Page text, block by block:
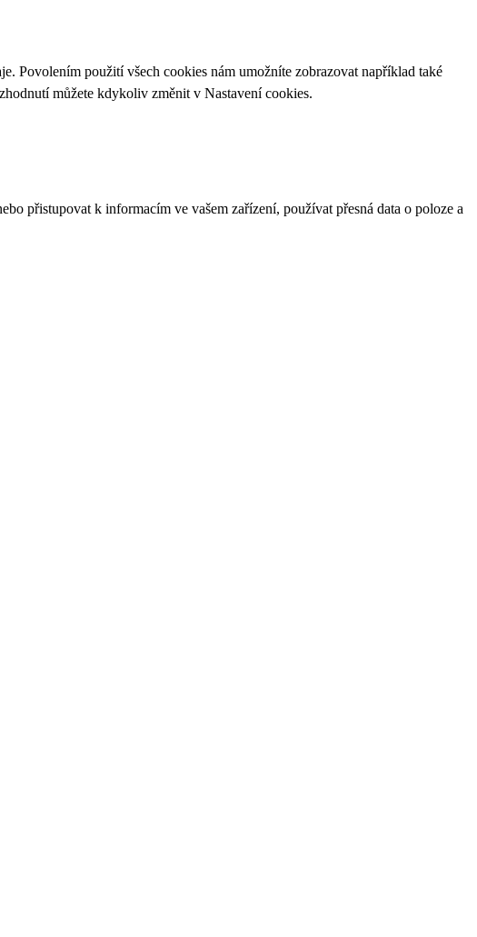
Povolením použití všech cookies nám umožníte zobrazovat například také
můžete kdykoliv změnit v Nastavení cookies.
přistupovat k informacím ve vašem zařízení, používat přesná data o poloze a